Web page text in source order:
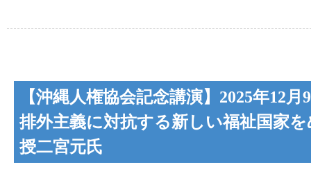
【沖縄人権協会記念講演】2025年12
排外主義に対抗する新しい福祉国家
授二宮元氏